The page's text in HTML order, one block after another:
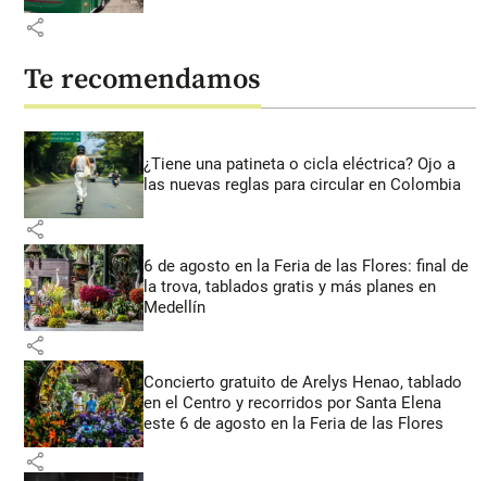
share
Te recomendamos
¿Tiene una patineta o cicla eléctrica? Ojo a
las nuevas reglas para circular en Colombia
share
6 de agosto en la Feria de las Flores: final de
la trova, tablados gratis y más planes en
Medellín
share
Concierto gratuito de Arelys Henao, tablado
en el Centro y recorridos por Santa Elena
este 6 de agosto en la Feria de las Flores
share